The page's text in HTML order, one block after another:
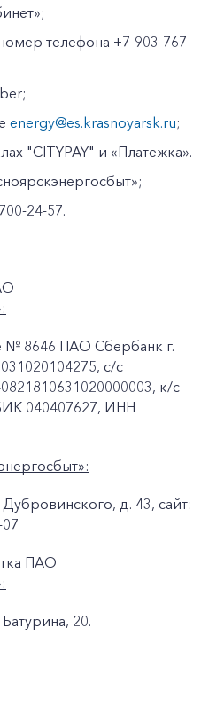
телефона +7-903-767-
energy@es.krasnoyarsk.ru;
"CITYPAY" и «Платежка».
24-57.
№ 8646 ПАО Сбербанк г.
с/с
к/c
040407627, ИНН
д. 43, сайт:
ПАО
20.